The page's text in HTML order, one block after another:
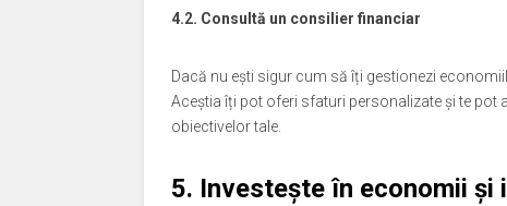
4.2. Consultă un consilier financiar
Dacă nu ești sigur cum să îți gestionezi
Aceștia îți pot oferi sfaturi personalizate și te pot
obiectivelor tale.
5. Investește în economii și